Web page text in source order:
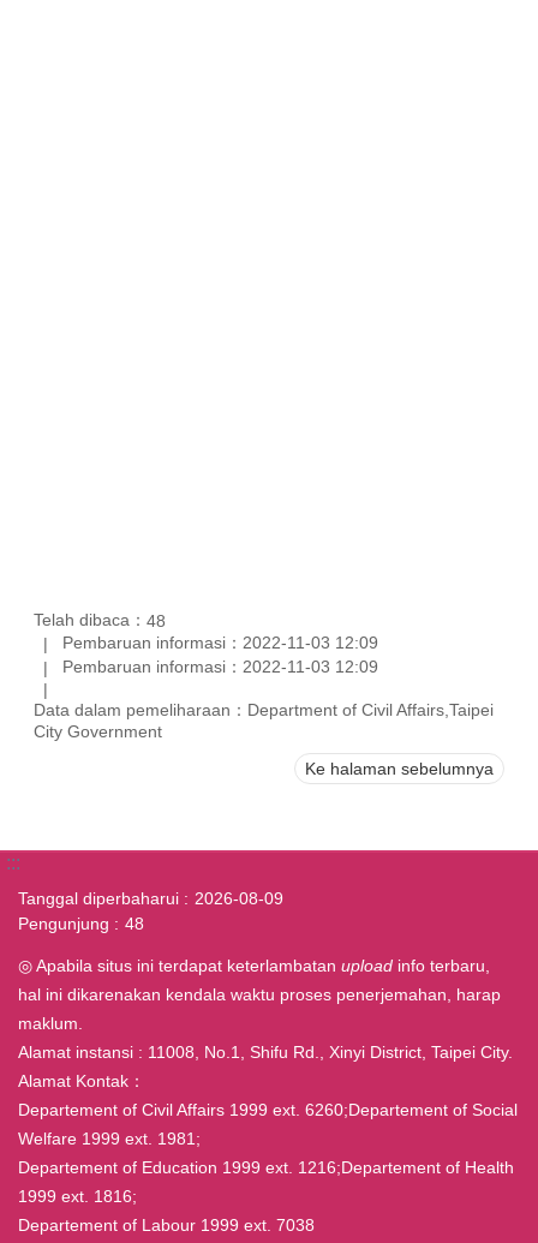
Telah dibaca： 48
Pembaruan informasi：2022-11-03 12:09
Pembaruan informasi：2022-11-03 12:09
Data dalam pemeliharaan：Department of Civil Affairs,Taipei
City Government
Ke halaman sebelumnya
:::
Tanggal diperbaharui
2026-08-09
Pengunjung
48
◎ Apabila situs ini terdapat keterlambatan upload info terbaru,
hal ini dikarenakan kendala waktu proses penerjemahan, harap
maklum.
Alamat instansi : 11008, No.1, Shifu Rd., Xinyi District, Taipei City.
Alamat Kontak：
Departement of Civil Affairs 1999 ext. 6260;Departement of Social
Welfare 1999 ext. 1981;
Departement of Education 1999 ext. 1216;Departement of Health
1999 ext. 1816;
Departement of Labour 1999 ext. 7038